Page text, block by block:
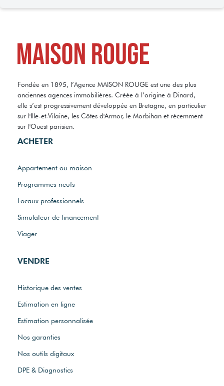
Fondée en 1895, l’Agence MAISON ROUGE est une des plus
anciennes agences immobilières. Créée à l’origine à Dinard,
elle s’est progressivement développée en Bretagne, en particulier
sur l'Ille-et-Vilaine, les Côtes d'Armor, le Morbihan et récemment
sur l'Ouest parisien.
ACHETER
Appartement ou maison
Programmes neufs
Locaux professionnels
Simulateur de financement
Viager
VENDRE
Historique des ventes
Estimation en ligne
Estimation personnalisée
Nos garanties
Nos outils digitaux
DPE & Diagnostics